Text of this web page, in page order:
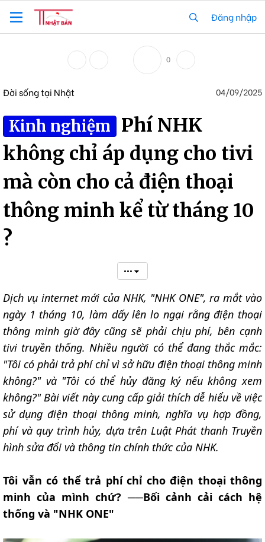
Đăng nhập
0
Đời sống tại Nhật 04/09/2025
Kinh nghiệm
Phí NHK
không chỉ áp dụng cho tivi
mà còn cho cả điện thoại
thông minh kể từ tháng 10
?
•••
Dịch vụ internet mới của NHK, "NHK ONE", ra mắt vào
ngày 1 tháng 10, làm dấy lên lo ngại rằng điện thoại
thông minh giờ đây cũng sẽ phải chịu phí, bên cạnh
tivi truyền thống. Nhiều người có thể đang thắc mắc:
"Tôi có phải trả phí chỉ vì sở hữu điện thoại thông minh
không?" và "Tôi có thể hủy đăng ký nếu không xem
không?" Bài viết này cung cấp giải thích dễ hiểu về việc
sử dụng điện thoại thông minh, nghĩa vụ hợp đồng,
phí và quy trình hủy, dựa trên Luật Phát thanh Truyền
hình sửa đổi và thông tin chính thức của NHK.
Tôi vẫn có thể trả phí chỉ cho điện thoại thông
minh của mình chứ? ──Bối cảnh cải cách hệ
thống và "NHK ONE"